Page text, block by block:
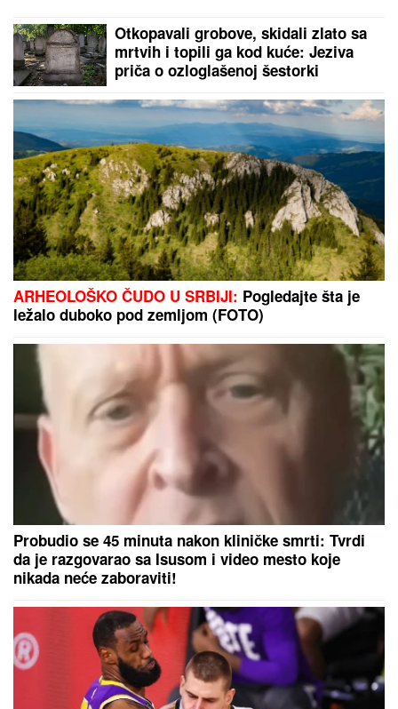
Otkopavali grobove, skidali zlato sa
mrtvih i topili ga kod kuće: Jeziva
priča o ozloglašenoj šestorki
ARHEOLOŠKO ČUDO U SRBIJI: Pogledajte šta je
ležalo duboko pod zemljom (FOTO)
Probudio se 45 minuta nakon kliničke smrti: Tvrdi
da je razgovarao sa Isusom i video mesto koje
nikada neće zaboraviti!